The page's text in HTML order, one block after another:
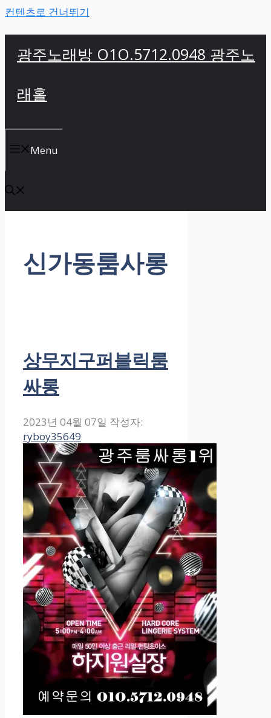
컨텐츠로 건너뛰기
광주노래방 O1O.5712.0948 광주노
래홀
Menu
신가동룸사롱
상무지구퍼블릭룸
싸롱
2023년 04월 07일 작성자:
ryboy35649